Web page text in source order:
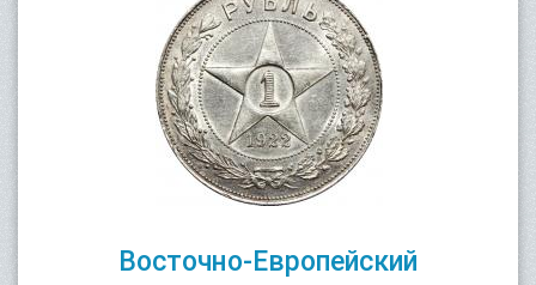
Восточно-Европейский